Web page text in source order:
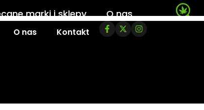
marki i sklepy
O nas
O nas Kontakt